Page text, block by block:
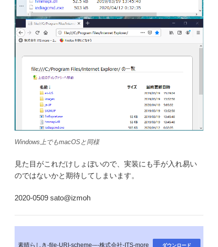
Windows上でもmacOSと同様
見た目がこれだけしょぼいので、実装にも手が入れ易い
のではないかと期待してしまいます。
2020-0509 sato@izmoh
素晴らしき-file-URI-scheme-–-株式会社-ITS-more ダウンロード